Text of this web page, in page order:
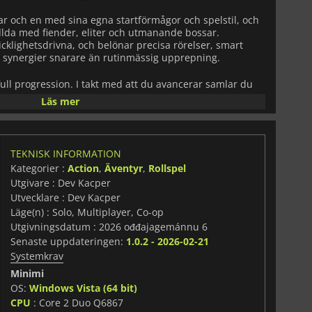
och en med sina egna startförmågor och spelstil, och
med fiender, eliter och utmanande bossar.
och belönar precisa rörelser, smart
snarare än rutinmässig upprepning.
progression. I takt med att du avancerar samlar du
och kraftfulla kort som modifierar dina förmågor på
unika byggen och experimentera med nya strategier.
blir ingen runda den andra lik. Spelet betonar
genererade nivåer, slumpmässiga belöningar och
harDunHeroäven stöd för online co-op, så att du kan
fiender tillsammans och samordna byggen för
spelar ensam eller tillsammans med andra ger spelet
upplevelse som är utformad för att spelas om och
Läs mer
TEKNISK INFORMATION
Kategorier : Action, Äventyr, Rollspel
Utgivare : Dev Kacper
Utvecklare : Dev Kacper
Läge(n) : Solo, Multiplayer, Co-op
Utgivningsdatum : 2026 ođđajagemánnu 6
Senaste uppdateringen: 1.0.2 - 2026-02-21
Systemkrav
Minimi
OS: Windows Vista (64 bit)
CPU : Core 2 Duo Q6867